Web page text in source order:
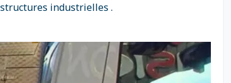
industrielles .